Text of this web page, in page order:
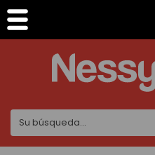
Panel de gestión de cookies